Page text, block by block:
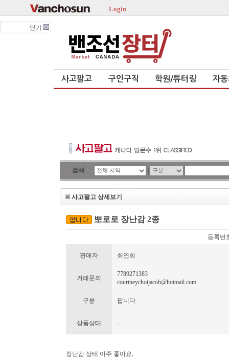
Login
닫기
사고팔고 구인구직 학원/튜터링 자
검색 |
사고팔고 상세보기
뽀로로 장난감 2종
등록번
판매자 최연희
거래문의
7789271383
courtneychoijacob@hotmail.com
구분 팝니다
상품상태 -
장난감 상태 아주 좋아요.